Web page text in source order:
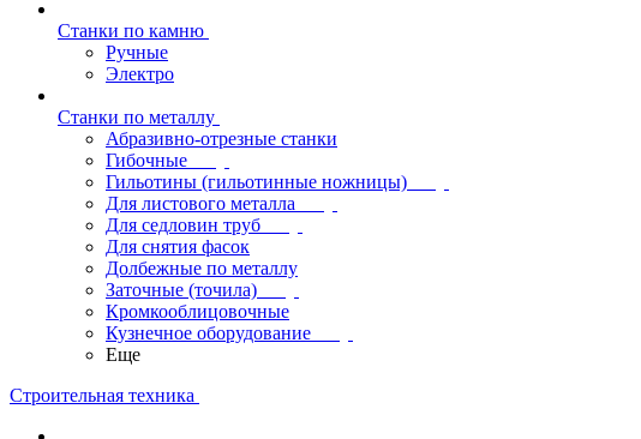
Станки по камню
Ручные
Электро
Станки по металлу
Абразивно-отрезные станки
Гибочные
Гильотины (гильотинные ножницы)
Для листового металла
Для седловин труб
Для снятия фасок
Долбежные по металлу
Заточные (точила)
Кромкооблицовочные
Кузнечное оборудование
Еще
Строительная техника